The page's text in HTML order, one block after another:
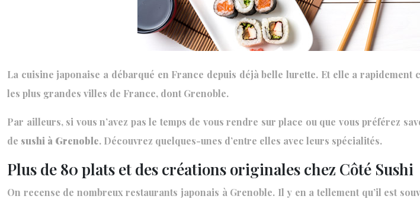
La cuisine japonaise a débarqué en France depuis déjà belle lurette. Et elle a
les plus grandes villes de France, dont Grenoble.
Par ailleurs, si vous n’avez pas le temps de vous rendre sur place ou que vous préférez
de sushi à Grenoble. Découvrez quelques-unes d’entre elles avec leurs spécialités.
Plus de 80 plats et des créations originales chez Côté Sushi
On recense de nombreux restaurants japonais à Grenoble. Il y en a tellement qu’il est